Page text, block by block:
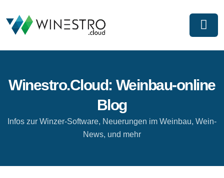
Winestro.Cloud: Weinbau-online
Blog
Infos zur Winzer-Software, Neuerungen im Weinbau, Wein-
News, und mehr